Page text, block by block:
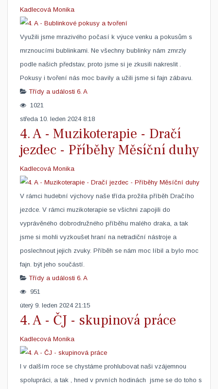
Kadlecová Monika
Využili jsme mrazivého počasí k výuce venku a pokusům s
mrznoucími bublinkami. Ne všechny bublinky nám zmrzly
podle našich představ, proto jsme si je zkusili nakreslit .
Pokusy i tvoření nás moc bavily a užili jsme si fajn zábavu. ​
Třídy a události 6. A
1021
středa 10. leden 2024 8:18
4. A - Muzikoterapie - Dračí
jezdec - Příběhy Měsíční duhy
Kadlecová Monika
V rámci hudební výchovy naše třída prožila příběh Dračího
jezdce. V rámci muzikoterapie se všichni zapojili do
vyprávěného dobrodružného příběhu malého draka, a tak
jsme si mohli vyzkoušet hraní na netradiční nástroje a
poslechnout jejich zvuky. Příběh se nám moc líbil a bylo moc
fajn. být jeho součástí. ​
Třídy a události 6. A
951
úterý 9. leden 2024 21:15
4. A - ČJ - skupinová práce
Kadlecová Monika
I v dalším roce se chystáme prohlubovat naši vzájemnou
spolupráci, a tak , hned v prvních hodinách jsme se do toho s